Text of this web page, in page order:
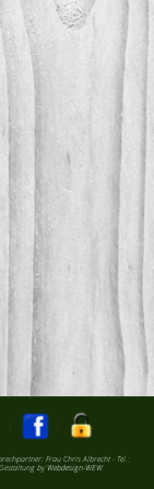
Frau Chris Albrecht - Tel.:
byWebdesign-WEW